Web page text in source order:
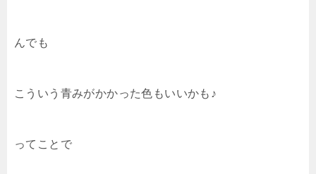
んでも
こういう青みがかかった色もいいかも♪
ってことで